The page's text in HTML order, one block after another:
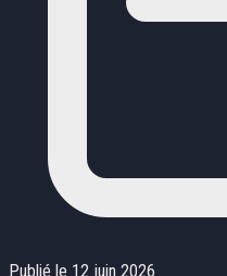
Publié le 12 juin 2026